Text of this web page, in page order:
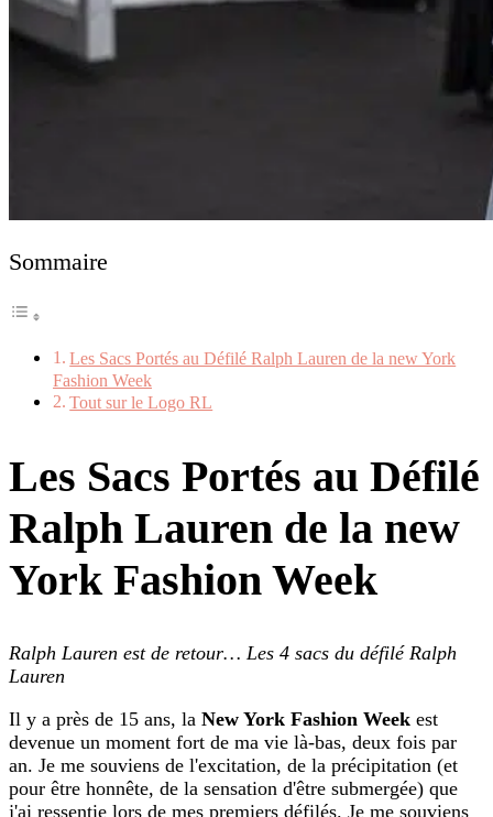
Sommaire
Les Sacs Portés au Défilé Ralph Lauren de la new York
Fashion Week
Tout sur le Logo RL
Les Sacs Portés au Défilé
Ralph Lauren de la new
York Fashion Week
Ralph Lauren est de retour… Les 4 sacs du défilé Ralph
Lauren
Il y a près de 15 ans, la New York Fashion Week est
devenue un moment fort de ma vie là-bas, deux fois par
an. Je me souviens de l'excitation, de la précipitation (et
pour être honnête, de la sensation d'être submergée) que
j'ai ressentie lors de mes premiers défilés. Je me souviens